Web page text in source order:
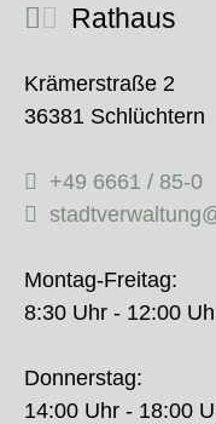
Rathaus
Krämerstraße 2
36381 Schlüchtern
+49 6661 / 85-0
Montag-Freitag:
8:30 Uhr - 12:00
Donnerstag:
14:00 Uhr - 18:00